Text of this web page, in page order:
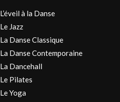
L’éveil à la Danse
Le Jazz
La Danse Classique
La Danse Contemporaine
La Dancehall
Le Pilates
Le Yoga